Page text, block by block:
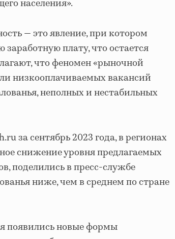
населения».
— это явление, при котором
плату, что остается
что феномен «рыночной
низкооплачиваемых вакансий
неполных и нестабильных
за сентябрь 2023 года, в регионах
снижение уровня предлагаемых
поделились в пресс-службе
ниже, чем в среднем по стране
появились новые формы